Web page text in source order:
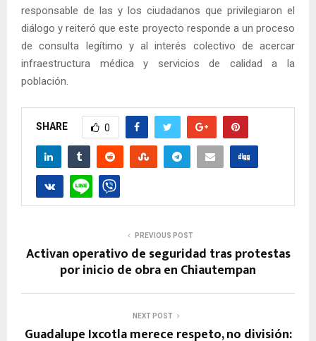
responsable de las y los ciudadanos que privilegiaron el
diálogo y reiteró que este proyecto responde a un proceso
de consulta legítimo y al interés colectivo de acercar
infraestructura médica y servicios de calidad a la
población.
SHARE 0
PREVIOUS POST
Activan operativo de seguridad tras protestas
por inicio de obra en Chiautempan
NEXT POST
Guadalupe Ixcotla merece respeto, no división: